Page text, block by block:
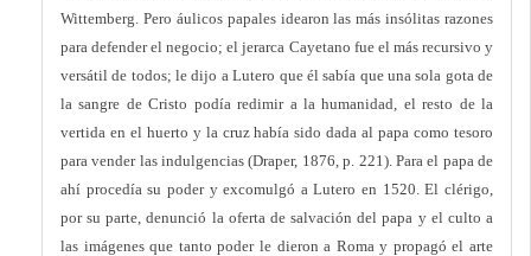
Wittemberg. Pero áulicos papales idearon las más insólitas razones
para defender el negocio; el jerarca Cayetano fue el más recursivo y
versátil de todos; le dijo a Lutero que él sabía que una sola gota de
la sangre de Cristo podía redimir a la humanidad, el resto de la
vertida en el huerto y la cruz había sido dada al papa como tesoro
para vender las indulgencias (Draper, 1876, p. 221). Para el papa de
ahí procedía su poder y excomulgó a Lutero en 1520. El clérigo,
por su parte, denunció la oferta de salvación del papa y el culto a
las imágenes que tanto poder le dieron a Roma y propagó el arte